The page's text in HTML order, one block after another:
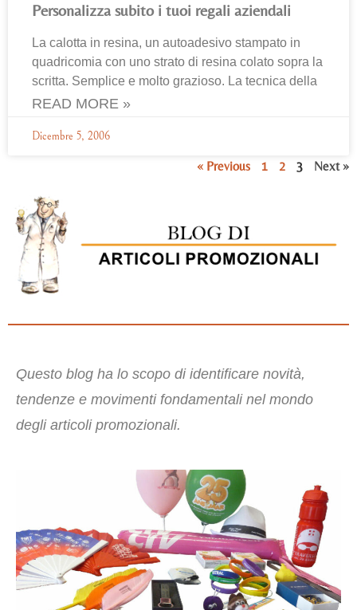
Personalizza subito i tuoi regali aziendali
La calotta in resina, un autoadesivo stampato in
quadricomia con uno strato di resina colato sopra la
scritta. Semplice e molto grazioso. La tecnica della
READ MORE »
Dicembre 5, 2006
« Previous 1 2 3 Next »
Questo blog ha lo scopo di identificare novità,
tendenze e movimenti fondamentali nel mondo
degli articoli promozionali.